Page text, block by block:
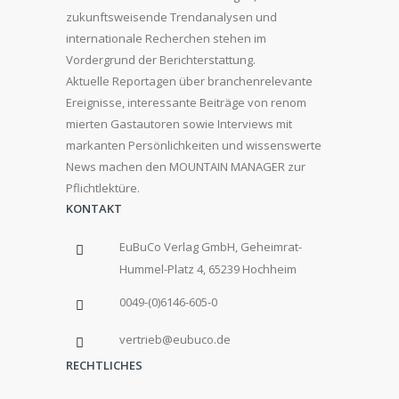
zukunftsweisende Trendanalysen und
internationale Recherchen stehen im
Vordergrund der Berichterstattung.
Aktuelle Reportagen über branchenrelevante
Ereignisse, interessante Beiträge von renom
mierten Gastautoren sowie Interviews mit
markanten Persönlichkeiten und wissenswerte
News machen den MOUNTAIN MANAGER zur
Pflichtlektüre.
KONTAKT
EuBuCo Verlag GmbH, Geheimrat-
Hummel-Platz 4, 65239 Hochheim
0049-(0)6146-605-0
vertrieb@eubuco.de
RECHTLICHES